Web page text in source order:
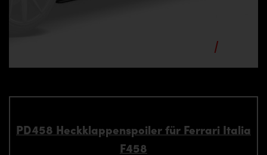
PD458 Heckklappenspoiler für Ferrari Italia
F458